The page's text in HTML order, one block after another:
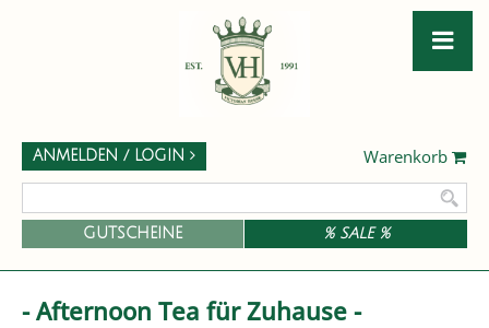
Warenkorb
ANMELDEN / LOGIN
GUTSCHEINE % SALE %
- Afternoon Tea für Zuhause -